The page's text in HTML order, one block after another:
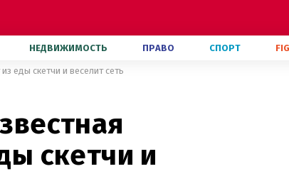
НЕДВИЖИМОСТЬ ПРАВО СПОРТ
еды скетчи и веселит сеть
скетчи и